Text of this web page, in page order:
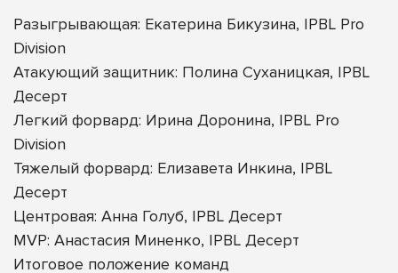
Разыгрывающая: Екатерина Бикузина, IPBL Pro
Division
Атакующий защитник: Полина Суханицкая, IPBL
Десерт
Легкий форвард: Ирина Доронина, IPBL Pro
Division
Тяжелый форвард: Елизавета Инкина, IPBL
Десерт
Центровая: Анна Голуб, IPBL Десерт
MVP: Анастасия Миненко, IPBL Десерт
Итоговое положение команд